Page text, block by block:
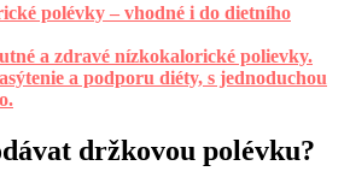
polévky – vhodné i do dietního
a zdravé nízkokalorické polievky.
a podporu diéty, s jednoduchou
držkovou polévku?